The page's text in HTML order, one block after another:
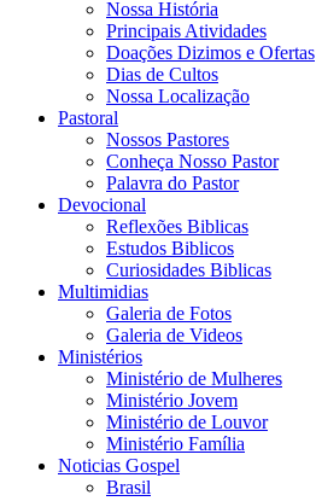
Nossa História
Principais Atividades
Doações Dizimos e Ofertas
Dias de Cultos
Nossa Localização
Pastoral
Nossos Pastores
Conheça Nosso Pastor
Palavra do Pastor
Devocional
Reflexões Biblicas
Estudos Biblicos
Curiosidades Biblicas
Multimidias
Galeria de Fotos
Galeria de Videos
Ministérios
Ministério de Mulheres
Ministério Jovem
Ministério de Louvor
Ministério Família
Noticias Gospel
Brasil